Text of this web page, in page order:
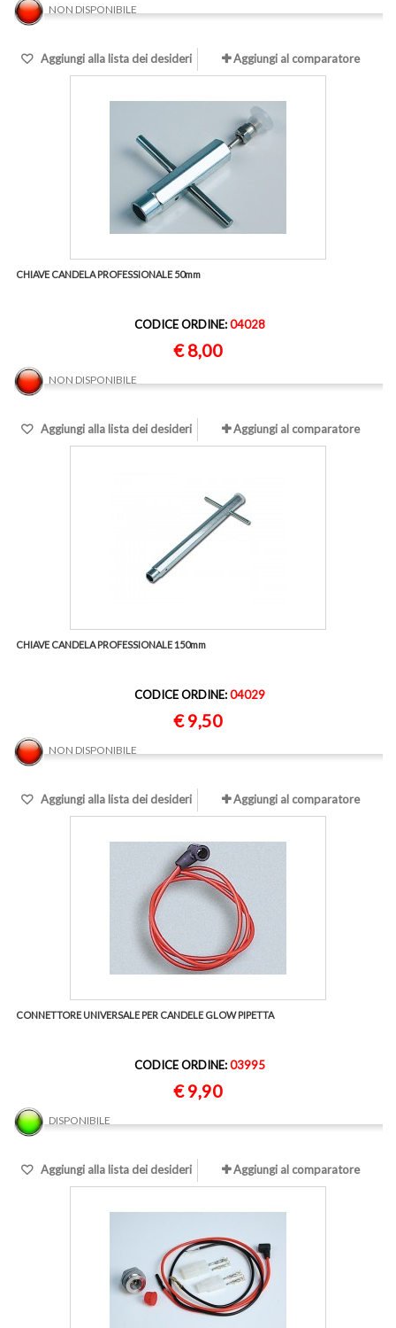
NON DISPONIBILE
Aggiungi alla lista dei desideri Aggiungi al comparatore
CHIAVE CANDELA PROFESSIONALE 50mm
CODICE ORDINE:04028
€ 8,00
NON DISPONIBILE
Aggiungi alla lista dei desideri Aggiungi al comparatore
CHIAVE CANDELA PROFESSIONALE 150mm
CODICE ORDINE:04029
€ 9,50
NON DISPONIBILE
Aggiungi alla lista dei desideri Aggiungi al comparatore
CONNETTORE UNIVERSALE PER CANDELE GLOW PIPETTA
CODICE ORDINE:03995
€ 9,90
DISPONIBILE
Aggiungi alla lista dei desideri Aggiungi al comparatore